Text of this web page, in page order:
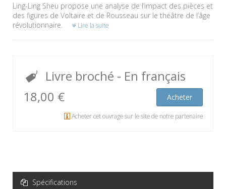
Ling-Ling Sheu propose une analyse de l’impact des pièces et
des figures de Voltaire et de Rousseau sur le théâtre de l’âge
révolutionnaire.
Lire la suite
Livre broché - En français
18,00 €
Acheter
Acheter cet ouvrage sur le site de notre partenaire
Spécifications